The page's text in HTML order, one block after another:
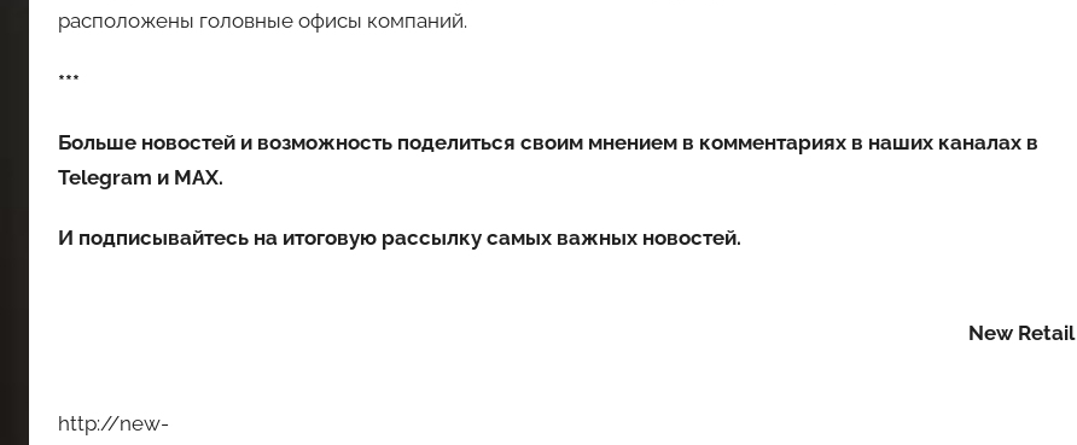
расположены головные офисы компаний.
***
Больше новостей и возможность поделиться своим мнением в комментариях в наших каналах в
Telegram и MAX.
И подписывайтесь на итоговую рассылку самых важных новостей.
New Retail
http://new-